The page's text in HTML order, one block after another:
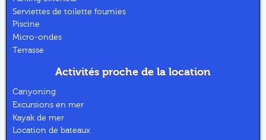
Serviettes de toilette fournies
Piscine
Micro-ondes
Terrasse
Activités proche de la location
Canyoning
Excursions en mer
Kayak de mer
Location de bateaux